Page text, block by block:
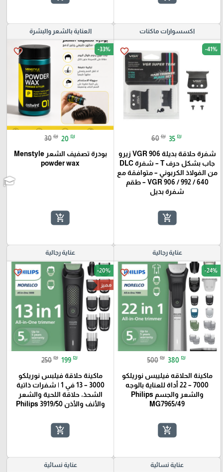
اكسسوارات ماكنات
favorite_border -41%
60 ₪ 35 ₪
شفرة حلاقة بديلة VGR 906 زيرو
جاب بشكل حرف T – شفرة DLC
من الفولاذ الكربوني – متوافقة مع
VGR 906 / 992 / 640 – طقم
شفرة بديل
add_shopping_cart
العناية بالشعر والبشرة
favorite_border -33%
30 ₪ 20 ₪
بودرة تصفيف الشعر Menstyle
powder wax
add_shopping_cart
عناية رجالية
favorite_border -24%
500 ₪ 380 ₪
ماكينة الحلاقه فيليبس نوريلكو
7000 – 22 أداة للعناية بالوجه
والشعر والجسم Philips
MG7965/49
add_shopping_cart
عناية رجالية
favorite_border -20%
مميز
250 ₪ 199 ₪
ماكينة حلاقة فيلبس نوريلكو
3000 – 13 في 1 | شفرات ذاتية
الشحذ، حلاقة اللحية والشعر
والأنف والأذن Philips 3919/50
add_shopping_cart
عناية نسائية عناية نسائية